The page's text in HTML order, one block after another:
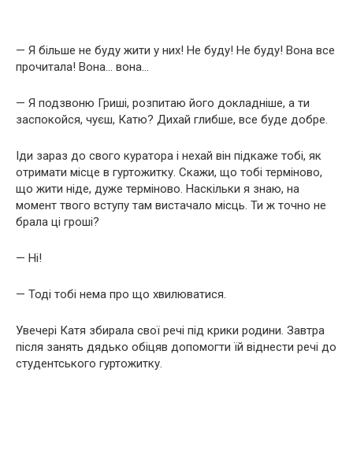
— Я більше не буду жити у них! Не буду! Не буду! Вона все
прочитала! Вона… вона…
— Я подзвоню Гриші, розпитаю його докладніше, а ти
заспокойся, чуєш, Катю? Дихай глибше, все буде добре.
Іди зараз до свого куратора і нехай він підкаже тобі, як
отримати місце в гуртожитку. Скажи, що тобі терміново,
що жити ніде, дуже терміново. Наскільки я знаю, на
момент твого вступу там вистачало місць. Ти ж точно не
брала ці гроші?
— Ні!
— Тоді тобі нема про що хвилюватися.
Увечері Катя збирала свої речі під крики родини. Завтра
після занять дядько обіцяв допомогти їй віднести речі до
студентського гуртожитку.